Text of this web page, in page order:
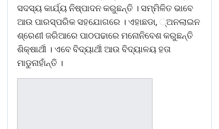
ସଦସ୍ୟ କାର୍ଯ୍ୟ ନିଷ୍ପାଦନ କରୁଛନ୍ତି । ସମ୍ମିଳିତ ଭାବେ
ଆଉ ପାରସ୍ପରିକ ସହଯୋଗରେ । ଏହାଛଡା, ୍ଅନଲାଇନ
ଶ୍ରେଣୀ ଜରିଆରେ ପାଠପଢାରେ ମନୋନିବେଶ କରୁଛନ୍ତି
ଶିକ୍ଷାର୍ଥୀ । ଏବେ ବିଦ୍ୟାର୍ଥୀ ଆଉ ବିଦ୍ୟାଳୟ ହତା
ମାଡୁନାହାଁନ୍ତି ।